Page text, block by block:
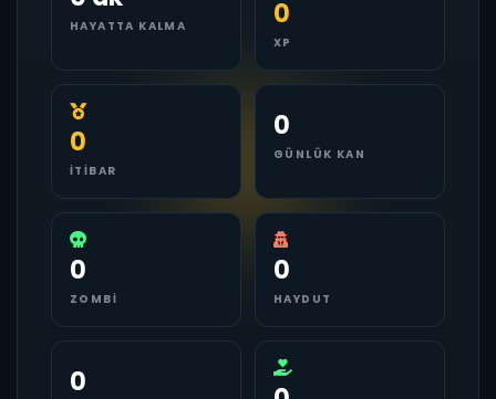
HAYATTA KALMA 0
XP
0
İTIBAR
0
GÜNLÜK KAN
0
ZOMBI
0
HAYDUT
0